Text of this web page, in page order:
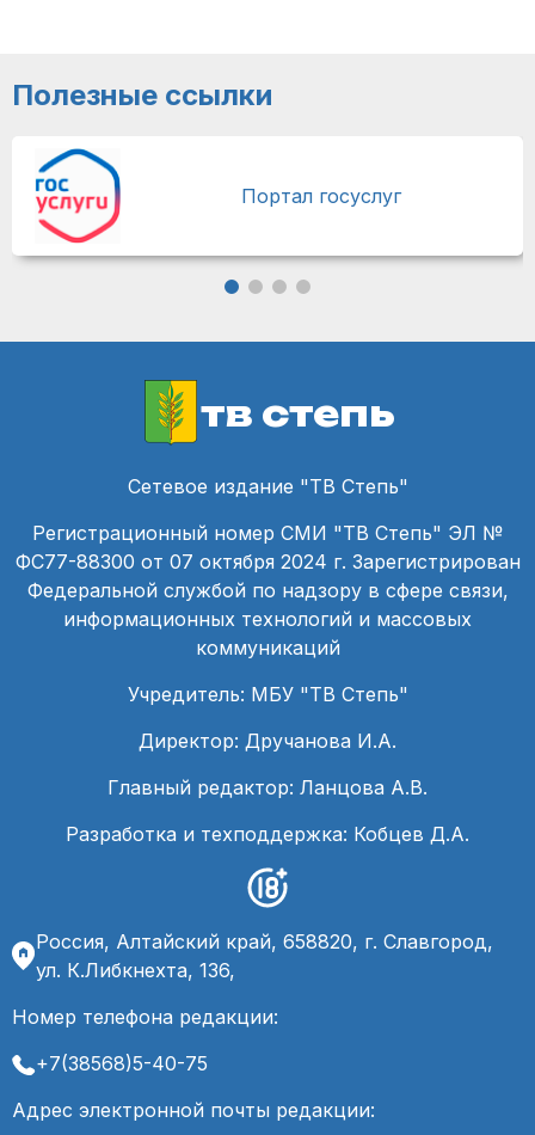
Полезные ссылки
Портал госуслуг
тв степь
Сетевое издание "ТВ Степь"
Регистрационный номер СМИ "ТВ Степь" ЭЛ №
ФС77-88300 от 07 октября 2024 г. Зарегистрирован
Федеральной службой по надзору в сфере связи,
информационных технологий и массовых
коммуникаций
Учредитель: МБУ "ТВ Степь"
Директор: Дручанова И.А.
Главный редактор: Ланцова А.В.
Разработка и техподдержка: Кобцев Д.А.
Россия, Алтайский край, 658820, г. Славгород,
ул. К.Либкнехта, 136,
Номер телефона редакции:
+7(38568)5-40-75
Адрес электронной почты редакции: